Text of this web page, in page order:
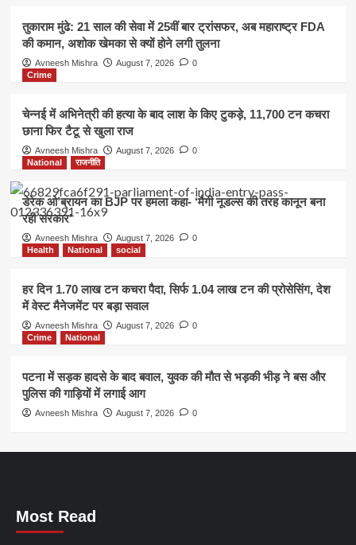
तुकाराम मुंढे: 21 साल की सेवा में 25वीं बार ट्रांसफर, अब महाराष्ट्र FDA
की कमान, अशोक खेमका से क्यों होने लगी तुलना
Avneesh Mishra August 7, 2026
0
Crime
चेन्नई में अभिनेत्री की हत्या के बाद लाश के किए टुकड़े, 11,700 टन कचरा
छाना फिर टैटू से खुला राज
Avneesh Mishra August 7, 2026
0
National
राजनीति
डेरेक ओ’ब्रायन का BJP पर हमला कहा- ‘मैगी नूडल्स की तरह कानून बना
रही सरकार’
Avneesh Mishra August 7, 2026
0
Health
National social
हर दिन 1.70 लाख टन कचरा पैदा, सिर्फ 1.04 लाख टन की प्रोसेसिंग, देश
में वेस्ट मैनेजमेंट पर बड़ा सवाल
Avneesh Mishra August 7, 2026
0
Crime
National
पटना में सड़क हादसे के बाद बवाल, युवक की मौत से भड़की भीड़ ने बस और
पुलिस की गाड़ियों में लगाई आग
Avneesh Mishra August 7, 2026 0
Most Read